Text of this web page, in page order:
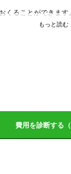
くることができます
活を充実させていく」
、日々の生活の中で、
やすい生活を過ごせる
、ちょっと変わった
した生活をおくるこ
処分、片付け、引越
費用を診断する（